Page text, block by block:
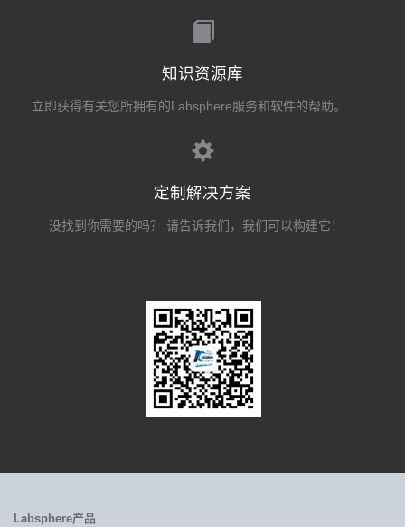
知识资源库
立即获得有关您所拥有的Labsphere服务和软件的帮助。
定制解决方案
没找到你需要的吗？ 请告诉我们，我们可以构建它！
Labsphere产品